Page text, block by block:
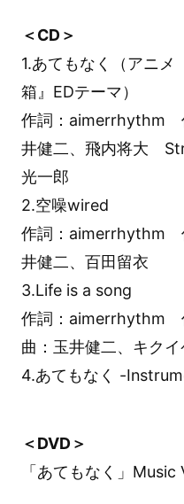
＜CD＞
1.あてもなく（アニメ
箱』EDテーマ）
作詞：aimerrhythm
井健二、飛内将大
光一郎
2.空噪wired
作詞：aimerrhythm
井健二、百田留衣
3.Life is a song
作詞：aimerrhythm
曲：玉井健二、キクイ
4.あてもなく -
＜DVD＞
「あてもなく」Music